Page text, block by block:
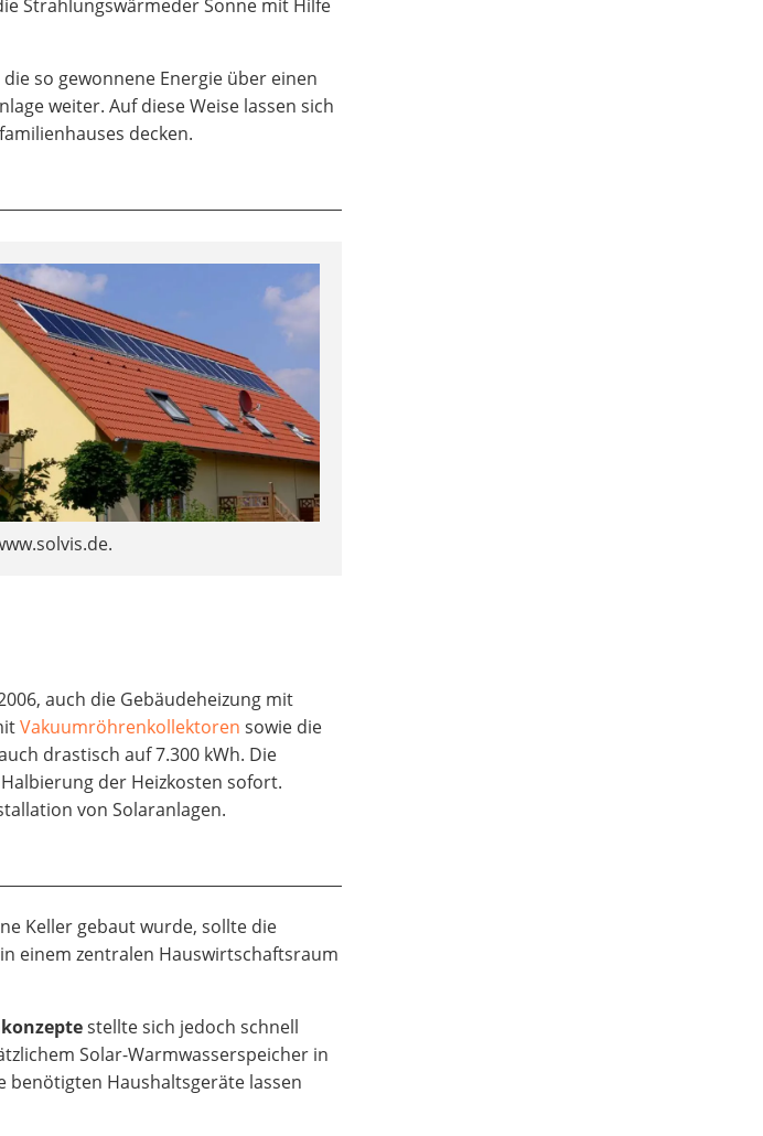
Strahlungswärmeder Sonne mit Hilfe
so gewonnene Energie über einen
weiter. Auf diese Weise lassen sich
decken.
auch die Gebäudeheizung mit
Vakuumröhrenkollektoren sowie die
drastisch auf 7.300 kWh. Die
der Heizkosten sofort.
von Solaranlagen.
Keller gebaut wurde, sollte die
einem zentralen Hauswirtschaftsraum
stellte sich jedoch schnell
Solar-Warmwasserspeicher in
benötigten Haushaltsgeräte lassen